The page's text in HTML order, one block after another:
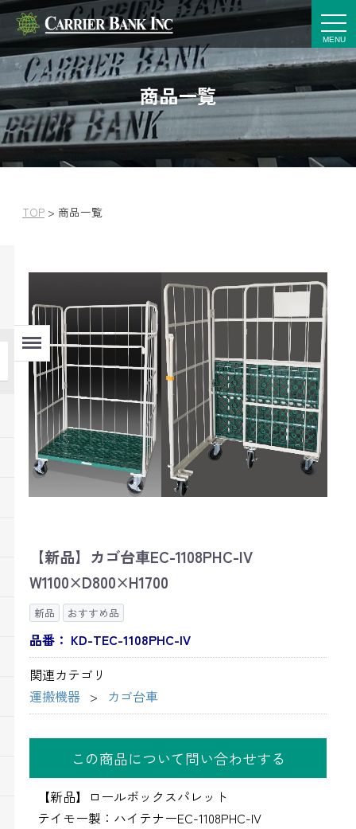
t
o
g
g
l
n
v
g
t
商品一覧
TOP > 商品一覧
Menu
【新品】カゴ台車EC-1108PHC-IV
W1100×D800×H1700
新品 おすすめ品
品番： KD-TEC-1108PHC-IV
関連カテゴリ
運搬機器
カゴ台車
この商品について問い合わせする
【新品】ロールボックスパレット
テイモー製：ハイテナーEC-1108PHC-IV